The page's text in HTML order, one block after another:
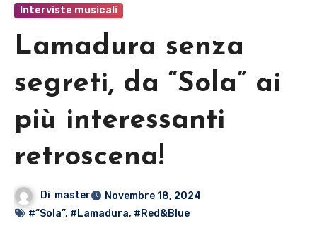
Interviste musicali
Lamadura senza
segreti, da “Sola” ai
più interessanti
retroscena!
Di master
Novembre 18, 2024
#“Sola”, #Lamadura, #Red&Blue